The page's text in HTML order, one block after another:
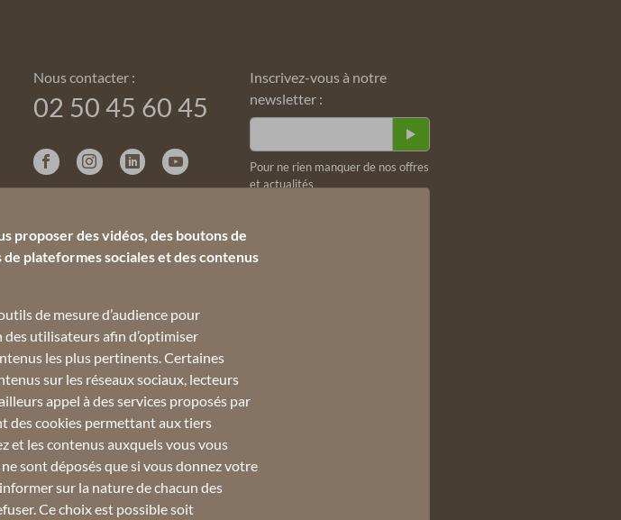
Nous contacter :
02 50 45 60 45
Inscrivez-vous à notre
newsletter :
Email *
Pour ne rien manquer de nos offres
et actualités
proposer des vidéos, des boutons de
plateformes sociales et des contenus
de mesure d’audience pour
utilisateurs afin d’optimiser
les plus pertinents. Certaines
sur les réseaux sociaux, lecteurs
appel à des services proposés par
des cookies permettant aux tiers
et les contenus auxquels vous vous
sont déposés que si vous donnez votre
sur la nature de chacun des
Ce choix est possible soit